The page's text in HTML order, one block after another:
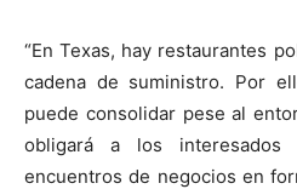
“En Texas, hay restaurantes
cadena de suministro. Por
puede consolidar pese al
obligará a los
encuentros de negocios en